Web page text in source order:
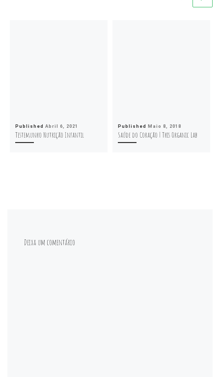
Published Abril 6, 2021
Testemunho Nutrição Infantil
Published Maio 8, 2018
Saúde do Coração | This Organic Lab
Deixa um comentário